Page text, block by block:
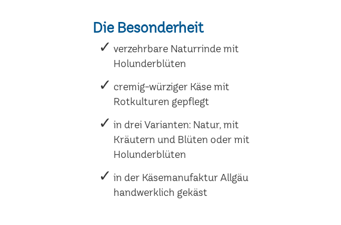
Die Besonderheit
verzehrbare Naturrinde mit
Holunderblüten
cremig-würziger Käse mit
Rotkulturen gepflegt
in drei Varianten: Natur, mit
Kräutern und Blüten oder mit
Holunderblüten
in der Käsemanufaktur Allgäu
handwerklich gekäst